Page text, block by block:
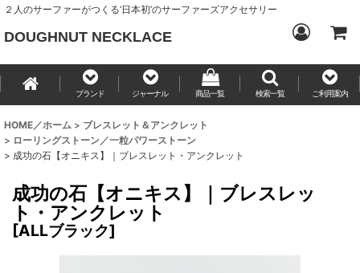
２人のサーファーがつくる‘日本初’のサーファーズアクセサリー
DOUGHNUT NECKLACE
ブランド ジャーナル 商品一覧 検索一覧 ご利用案内
HOME／ホーム > ブレスレット＆アンクレット
> ローリングストーン／一粒パワーストーン
> 成功の石【オニキス】｜ブレスレット・アンクレット
成功の石【オニキス】｜ブレスレッ
ト・アンクレット
[ALLブラック]